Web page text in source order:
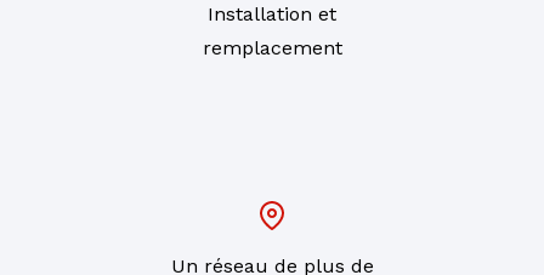
Installation et
remplacement
Un réseau de plus de